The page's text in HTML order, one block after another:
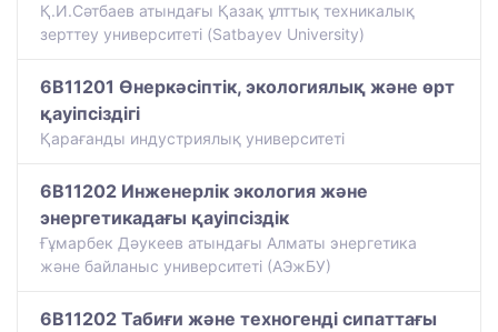
Қ.И.Сәтбаев атындағы Қазақ ұлттық техникалық
зерттеу университеті (Satbayev University)
6B11201 Өнеркәсіптік, экологиялық және өрт
қауіпсіздігі
Қарағанды индустриялық университеті
6B11202 Инженерлік экология және
энергетикадағы қауіпсіздік
Ғұмарбек Дәукеев атындағы Алматы энергетика
және байланыс университеті (АЭжБУ)
6B11202 Табиғи және техногенді сипаттағы